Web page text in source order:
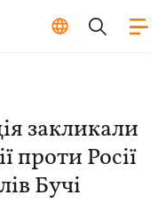
закликали
проти Росії
Бучі